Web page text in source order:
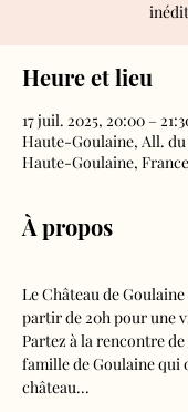
Heure et lieu
17 juil. 2025, 20:00 –
Haute-Goulaine, All. du
Haute-Goulaine, France
À propos
Le Château de
partir de 20h pour une
Partez à la rencontre
famille de Goulaine
château...